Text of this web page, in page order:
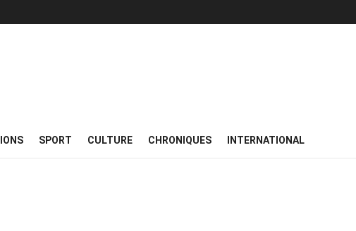
SPORT CULTURE CHRONIQUES INTERNATIONAL